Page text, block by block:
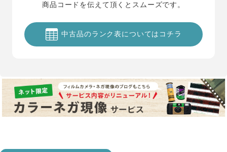
商品コードを伝えて頂くとスムーズです。
中古品のランク表についてはコチラ